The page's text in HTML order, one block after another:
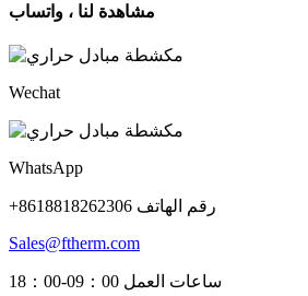
مشاهدة لنا ، واتساب
Wechat
WhatsApp
+8618818262306 رقم الهاتف
Sales@ftherm.com
ساعات العمل 09：00-18：00